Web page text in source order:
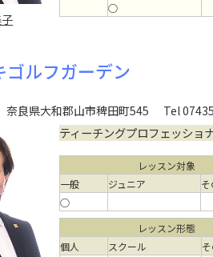
○
ゴルフガーデン
奈良県大和郡山市稗田町545 Tel
ティーチングプロフェッショ
レッスン対象
一般
ジュニア
○
レッスン形態
個人
スクール